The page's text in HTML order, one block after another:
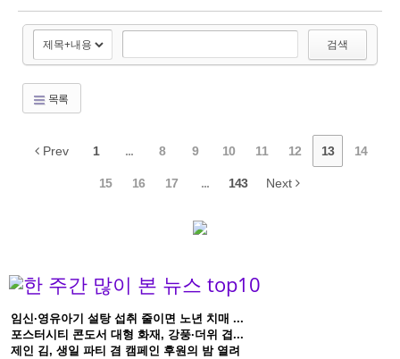
검색
목록
Prev 1 ... 8 9 10 11 12 13 14
15 16 17 ... 143 Next
임신·영유아기 설탕 섭취 줄이면 노년 치매 ...
포스터시티 콘도서 대형 화재, 강풍·더위 겹...
제인 김, 생일 파티 겸 캠페인 후원의 밤 열려